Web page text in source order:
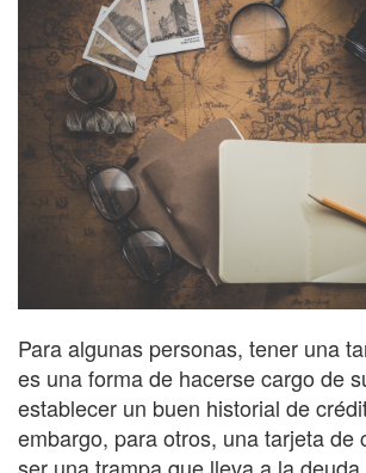
Para algunas personas, tener una
es una forma de hacerse cargo de
establecer un buen historial de
embargo, para otros, una tarjeta de
ser una trampa que lleva a la